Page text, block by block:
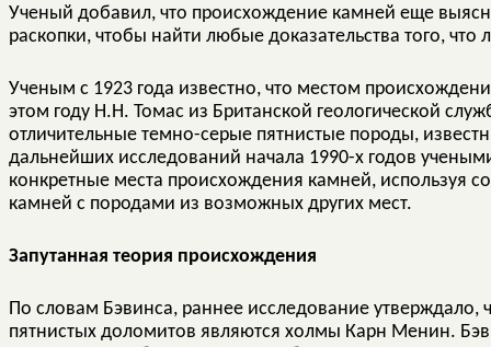
Ученый добавил, что происхождение камней еще
раскопки, чтобы найти любые доказательства того,
Ученым с 1923 года известно, что местом
этом году H.H. Томас из Британской геологической
отличительные темно-серые пятнистые породы,
дальнейших исследований начала 1990-х годов
конкретные места происхождения камней, используя
камней с породами из возможных других мест.
Запутанная теория происхождения
По словам Бэвинса, раннее исследование утверждало,
пятнистых доломитов являются холмы Карн Менин.